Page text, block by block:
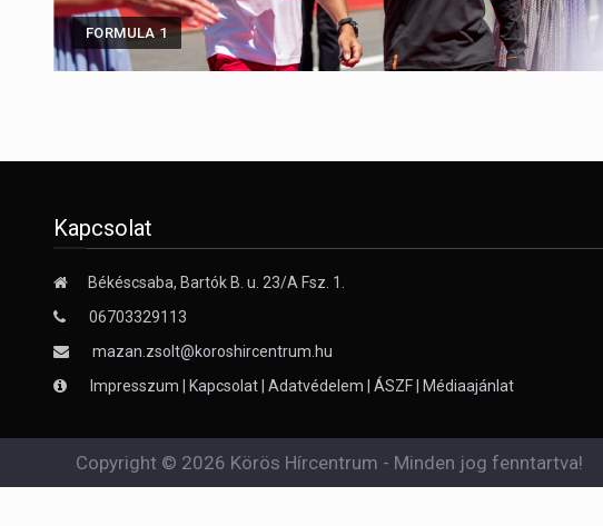
FORMULA 1
Kapcsolat
Békéscsaba, Bartók B. u. 23/A Fsz. 1.
06703329113
mazan.zsolt@koroshircentrum.hu
Impresszum | Kapcsolat| Adatvédelem | ÁSZF| Médiaajánlat
Copyright © 2026 Körös Hírcentrum - Minden jog fenntartva!